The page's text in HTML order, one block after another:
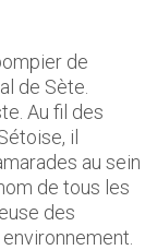
de
de Sète.
Au fil des
il
au sein
de tous les
des